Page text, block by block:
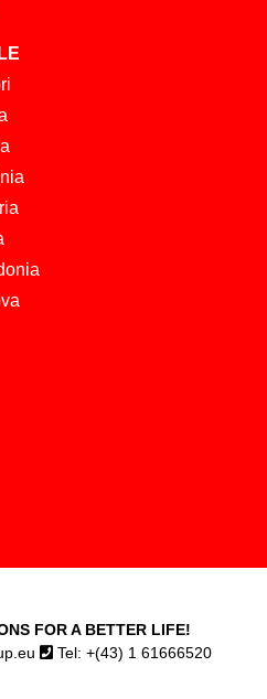
FOR A BETTER LIFE!
Tel: +(43) 1 61666520